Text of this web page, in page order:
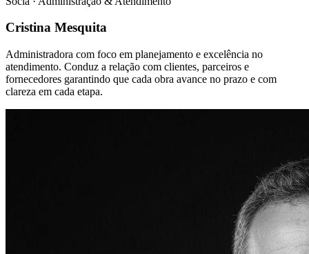
Cristina Mesquita
Administradora com foco em planejamento e excelência no
atendimento. Conduz a relação com clientes, parceiros e
fornecedores garantindo que cada obra avance no prazo e com
clareza em cada etapa.